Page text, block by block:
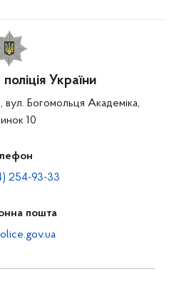
України
вул. Богомольця Академіка,
10
254-93-33
пошта